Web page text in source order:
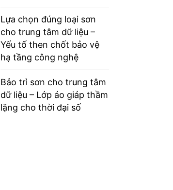
Lựa chọn đúng loại sơn
cho trung tâm dữ liệu –
Yếu tố then chốt bảo vệ
hạ tầng công nghệ
Bảo trì sơn cho trung tâm
dữ liệu – Lớp áo giáp thầm
lặng cho thời đại số